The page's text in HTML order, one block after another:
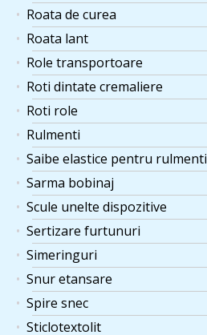
Roata de curea
Roata lant
Role transportoare
Roti dintate cremaliere
Roti role
Rulmenti
Saibe elastice pentru rulmenti
Sarma bobinaj
Scule unelte dispozitive
Sertizare furtunuri
Simeringuri
Snur etansare
Spire snec
Sticlotextolit